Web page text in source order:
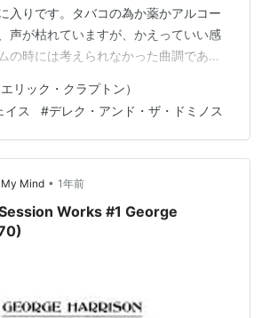
入りです。タバコの為か薬かアルコー
声が枯れていますが、かえっていい感
の時には考えられなかった曲調であ
完全自作曲と言うことになります。
やClapton Is Godシンドロームから解
穏状態を得た時の曲とのことです。
書いたこの曲のキーはＣで、自分には
リック・クラプトン）
イス #デレク・アンド・ザ・ドミノス
My Mind • 1年前
Works #1 George